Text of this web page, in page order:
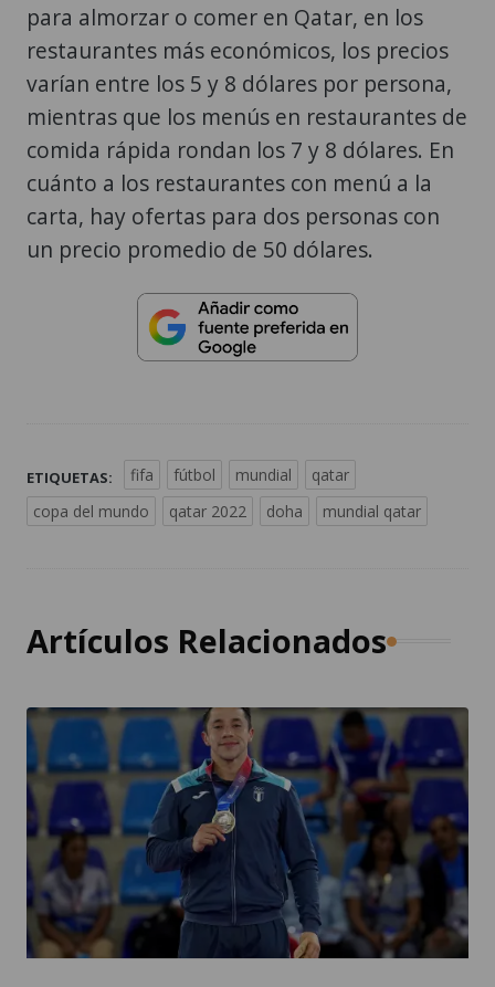
para almorzar o comer en Qatar, en los
restaurantes más económicos, los precios
varían entre los 5 y 8 dólares por persona,
mientras que los menús en restaurantes de
comida rápida rondan los 7 y 8 dólares. En
cuánto a los restaurantes con menú a la
carta, hay ofertas para dos personas con
un precio promedio de 50 dólares.
ETIQUETAS: fifa fútbol mundial
qatar
copa del mundo
qatar 2022 doha mundial qatar
Artículos Relacionados